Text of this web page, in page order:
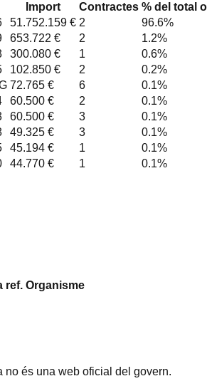
Import Contractes % del total
51.752.159 € 2 96.6%
653.722 € 2 1.2%
300.080 € 1 0.6%
102.850 € 2 0.2%
72.765 € 6 0.1%
60.500 € 2 0.1%
60.500 € 3 0.1%
49.325 € 3 0.1%
45.194 € 1 0.1%
44.770 € 1 0.1%
ref. Organisme
és una web oficial del govern.